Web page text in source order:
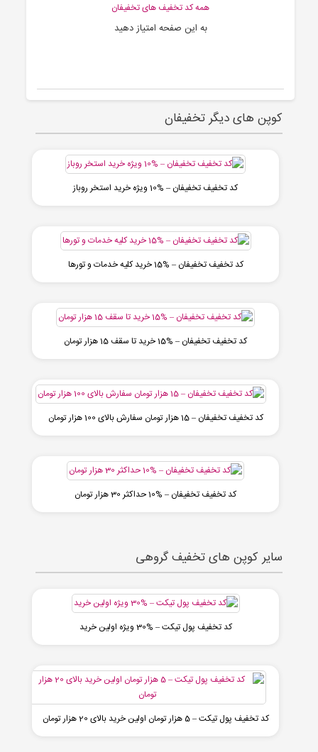
همه کد تخفیف های تخفیفان
به این صفحه امتیاز دهید
کوپن های دیگر تخفیفان
کد تخفیف تخفیفان – %10 ویژه خرید استخر روباز
کد تخفیف تخفیفان – %15 خرید کلیه خدمات و تورها
کد تخفیف تخفیفان – %15 خرید تا سقف 15 هزار تومان
کد تخفیف تخفیفان – 15 هزار تومان سفارش بالای 100 هزار تومان
کد تخفیف تخفیفان – %10 حداکثر 30 هزار تومان
سایر کوپن های تخفیف گروهی
کد تخفیف پول تیکت – %30 ویژه اولین خرید
کد تخفیف پول تیکت – 5 هزار تومان اولین خرید بالای 20 هزار تومان